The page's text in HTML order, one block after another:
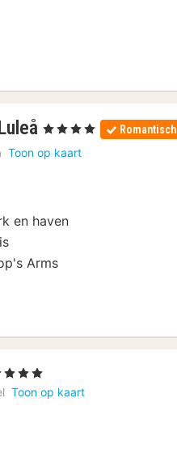
1
nacht
vanaf
, 4 Sterren Romantisch
Toon op kaart
en haven
Arms
Sterren
Toon op kaart